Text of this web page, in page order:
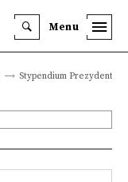
Menu
Stypendium Prezydenta